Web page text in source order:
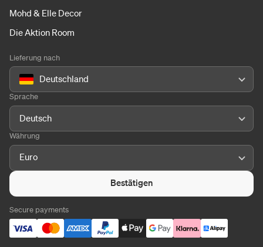
Mohd & Elle Decor
Die Aktion Room
Lieferung nach
Deutschland
Sprache
Deutsch
Währung
Euro
Bestätigen
Secure payments